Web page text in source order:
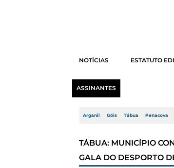
NOTÍCIAS ESTATUTO
ASSINANTES
Arganil Góis Tábua Penacova
TÁBUA: MUNICÍPIO
GALA DO DESPORTO